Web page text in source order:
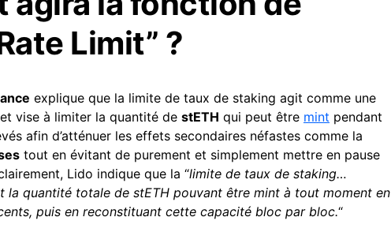
Limit” ?
explique que la limite de taux de staking agit comme une
et vise à limiter la quantité de stETH qui peut être mint pendant
afin d’atténuer les effets secondaires néfastes comme la
tout en évitant de purement et simplement mettre en pause
Lido indique que la “limite de taux de staking…
la quantité totale de stETH pouvant être mint à tout moment en
puis en reconstituant cette capacité bloc par bloc.“